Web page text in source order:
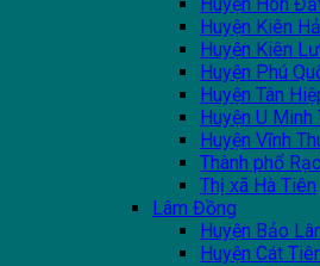
Huyện Kiên
Huyện Kiên
Huyện Phú
Huyện Tân
Huyện U Minh
Huyện Vĩnh
Thành phổ
Thị xã Hà Tiên
Lâm Đồng
Huyện Bảo
Huyện Cát